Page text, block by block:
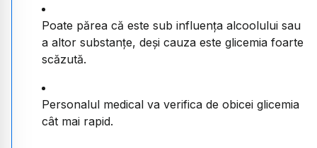
Poate părea că este sub influența alcoolului sau
a altor substanțe, deși cauza este glicemia foarte
scăzută.
Personalul medical va verifica de obicei glicemia
cât mai rapid.